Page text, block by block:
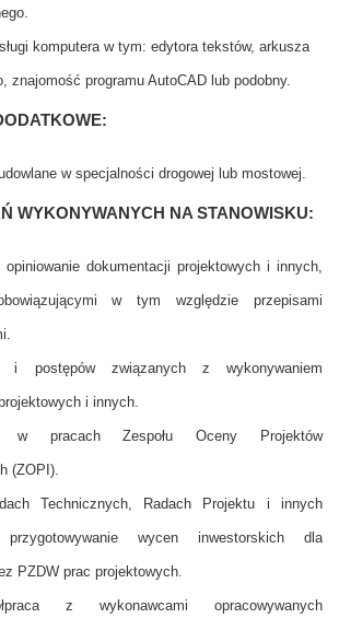
komputera w tym: edytora tekstów, arkusza
znajomość programu AutoCAD lub podobny.
w specjalności drogowej lub mostowej.
WYKONYWANYCH NA STANOWISKU:
opiniowanie dokumentacji projektowych i innych,
w tym względzie przepisami
i postępów związanych z wykonywaniem
i innych.
w pracach Zespołu Oceny Projektów
(ZOPI).
Technicznych, Radach Projektu i innych
przygotowywanie wycen inwestorskich dla
PZDW prac projektowych.
z wykonawcami opracowywanych